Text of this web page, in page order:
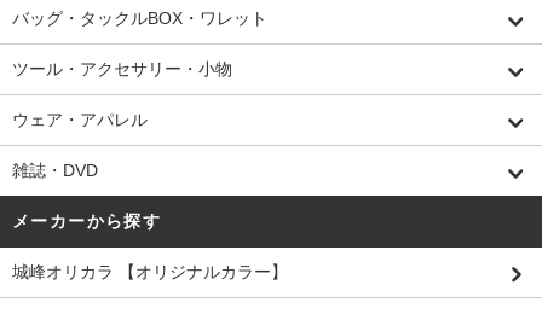
バッグ・タックルBOX・ワレット
ツール・アクセサリー・小物
ウェア・アパレル
雑誌・DVD
メーカーから探す
城峰オリカラ 【オリジナルカラー】